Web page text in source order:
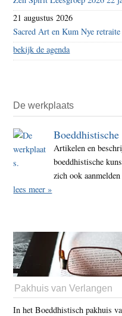
21 augustus 2026
Sacred Art en Kum Nye retraite
bekijk de agenda
De werkplaats
Boeddhistische
Artikelen en
boeddhistische
zich ook
lees meer »
Pakhuis van Verlangen
In het Boeddhistisch pakhuis